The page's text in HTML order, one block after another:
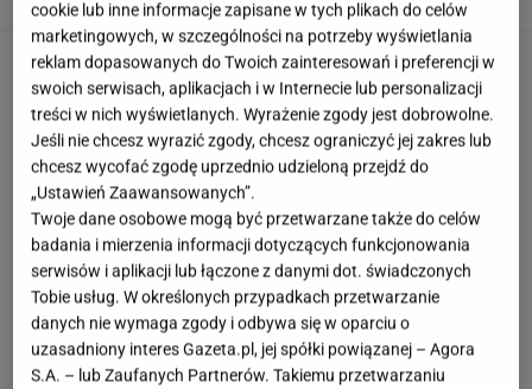
cookie lub inne informacje zapisane w tych plikach do celów
marketingowych, w szczególności na potrzeby wyświetlania
reklam dopasowanych do Twoich zainteresowań i preferencji w
swoich serwisach, aplikacjach i w Internecie lub personalizacji
treści w nich wyświetlanych. Wyrażenie zgody jest dobrowolne.
Jeśli nie chcesz wyrazić zgody, chcesz ograniczyć jej zakres lub
chcesz wycofać zgodę uprzednio udzieloną przejdź do
„Ustawień Zaawansowanych”.
Twoje dane osobowe mogą być przetwarzane także do celów
badania i mierzenia informacji dotyczących funkcjonowania
serwisów i aplikacji lub łączone z danymi dot. świadczonych
Tobie usług. W określonych przypadkach przetwarzanie
danych nie wymaga zgody i odbywa się w oparciu o
uzasadniony interes Gazeta.pl, jej spółki powiązanej – Agora
S.A. – lub Zaufanych Partnerów. Takiemu przetwarzaniu